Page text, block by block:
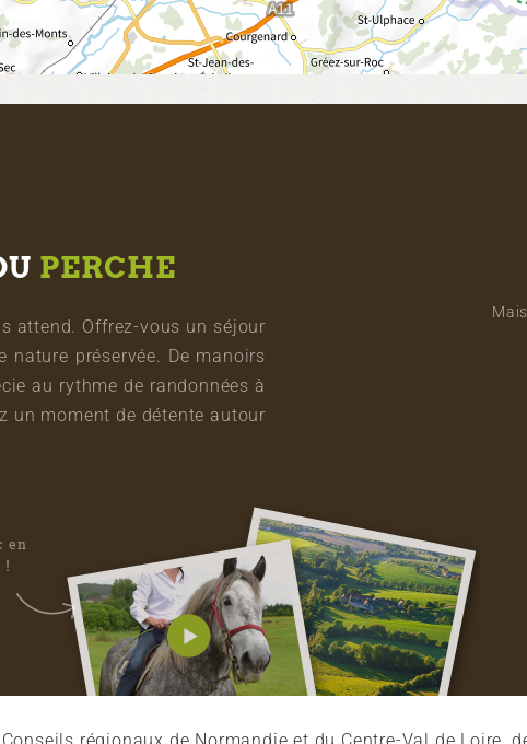
PERCHE
attend. Offrez-vous un séjour
nature préservée. De manoirs
au rythme de randonnées à
un moment de détente autour
en
!